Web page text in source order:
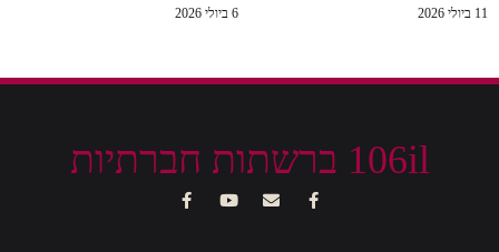
11 ביולי 2026 6 ביולי 2026
106il ברשתות חברתיות